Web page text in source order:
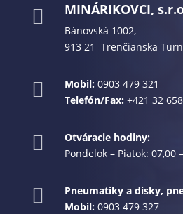
 MINÁRIKOVCI,
Bánovská 1002,
913 21 Trenčianska
 Mobil:0903 479 321
Telefón/Fax:+421 32

Otváracie hodiny:
Pondelok – Piatok: 07,00

Pneumatiky a disky,
Mobil:0903 479 327